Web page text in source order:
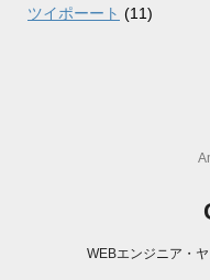
ツイポーート (11)
WEBエンジニア・